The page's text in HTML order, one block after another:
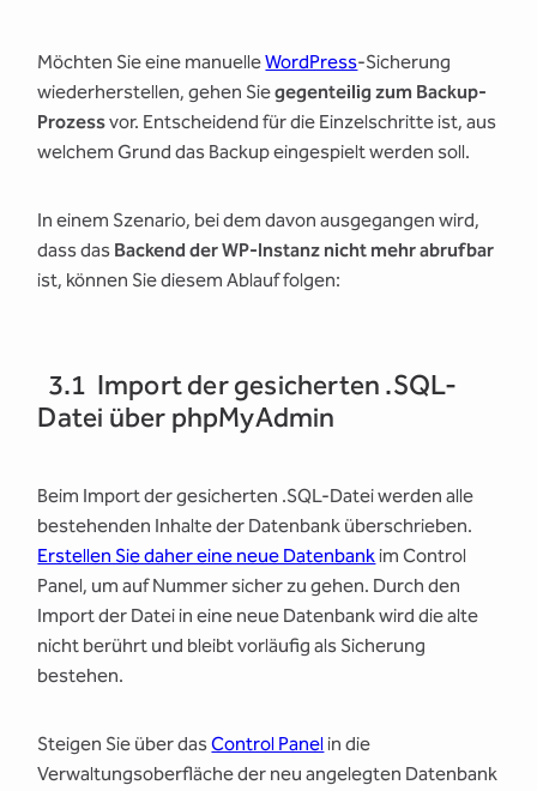
Möchten Sie eine manuelleWordPress-Sicherung
wiederherstellen, gehen Siegegenteilig zum Backup-
Prozessvor. Entscheidend für die Einzelschritte ist, aus
welchem Grund das Backup eingespielt werden soll.
In einem Szenario, bei dem davon ausgegangen wird,
dass das Backend der WP-Instanz nicht mehr abrufbar
ist, können Sie diesem Ablauf folgen:
3.1 Import der gesicherten .SQL-
Datei über phpMyAdmin
Beim Import der gesicherten .SQL-Datei werden alle
bestehenden Inhalte der Datenbank überschrieben.
Erstellen Sie daher eine neue Datenbank im Control
Panel, um auf Nummer sicher zu gehen. Durch den
Import der Datei in eine neue Datenbank wird die alte
nicht berührt und bleibt vorläufig als Sicherung
bestehen.
Steigen Sie über dasControl Panel in die
Verwaltungsoberfläche der neu angelegten Datenbank